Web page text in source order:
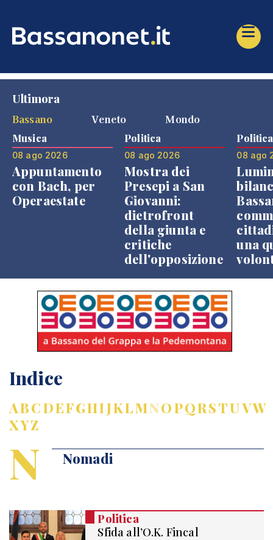
Ultimora
Bassano
Veneto Mondo
Musica
08 ago 2026
Appuntamento
con Bach, per
Operaestate
Politica
08 ago 2026
Mostra dei
Presepi a San
Giovanni:
dietrofront
della giunta e
critiche
dell'opposizione
Politica
08 ago
una
Indice
ABCDEFGHIJKLMNOPQRSTUVW
XYZ
N Nomadi
Politica
Sfida all’O.K. Fincal